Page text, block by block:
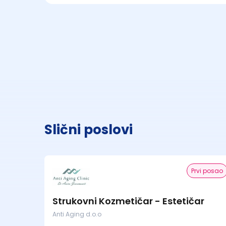
Slični poslovi
Prvi posao
Strukovni Kozmetičar - Estetičar
Anti Aging d.o.o